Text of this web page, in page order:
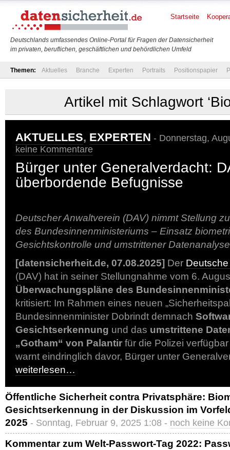
Deutschlands umfassendes Online-Portal für Fragen der Datensicherheit
im privaten, beruflichen, geschäftlichen und behördlichen Umfeld
Startseite
Themen: Aktuelles Branche Experten Portraits Positionspapier
Artikel mit Schlagwort
AKTUELLES, EXPERTEN - Donnerstag,
keine Kommentare
Bürger unter Generalverdacht:
überbordende Befugnisse
Deutscher Anwaltverein (DAV) nimmt Stellung
des Bundesinnenministeriums – Einsatz
Gesichtskontrolle und umstrittener
[datensicherheit.de, 07.08.2025] Der
(DAV) hat in seiner Stellungnahme vom 6.
Überwachungspläne des
kritisiert: Im Rahmen eines neuen
Bundesinnenminister Dobrindt demnach
Gesichtserkennung und das umstrittene
„Gotham“ von Palantir für die Polizei
warnt eindringlich davor, Bürger unter
weiterlesen…
Öffentliche Sicherheit contra Privatsphäre:
Gesichtserkennung in der Diskussion im
2025 - Sonntag, Februar 9, 2025 1:08 - noch keine
Kommentar zum Welt-Passwort-Tag 2022: